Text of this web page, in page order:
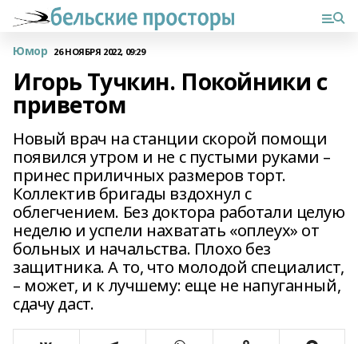
Юмор 26 НОЯБРЯ 2022, 09:29
Игорь Тучкин. Покойники с
приветом
Новый врач на станции скорой помощи
появился утром и не с пустыми руками –
принес приличных размеров торт.
Коллектив бригады вздохнул с
облегчением. Без доктора работали целую
неделю и успели нахватать «оплеух» от
больных и начальства. Плохо без
защитника. А то, что молодой специалист,
– может, и к лучшему: еще не напуганный,
сдачу даст.